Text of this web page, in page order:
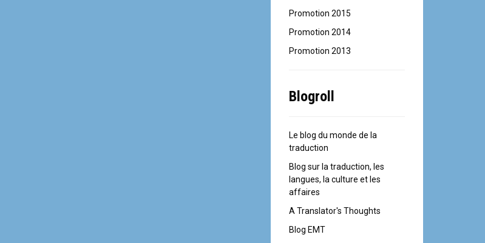
Promotion 2015
Promotion 2014
Promotion 2013
Blogroll
Le blog du monde de la
traduction
Blog sur la traduction, les
langues, la culture et les
affaires
A Translator's Thoughts
Blog EMT